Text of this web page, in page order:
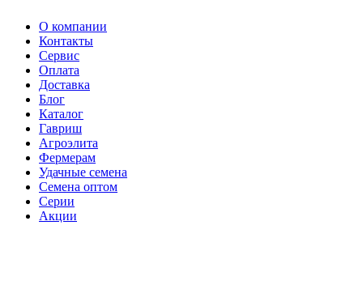
О компании
Контакты
Сервис
Оплата
Доставка
Блог
Каталог
Гавриш
Агроэлита
Фермерам
Удачные семена
Семена оптом
Серии
Акции